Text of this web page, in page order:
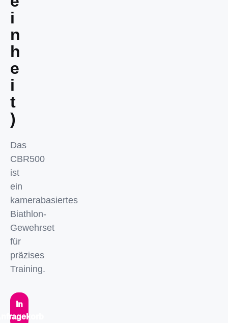
i
n
h
e
i
t
)
Das
CBR500
ist
ein
kamerabasiertes
Biathlon-
Gewehrset
für
präzises
Training.
In